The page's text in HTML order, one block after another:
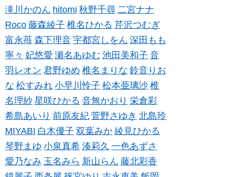
滝川かのん hitomi 秋野千尋 二宮ナナ
Roco 藤森綾子 椎名ひかる 芹沢つむぎ
富永苺 森下理音 宇都宮しをん 深田もも
寧々 妃悠愛 瀬名あゆむ 池田美和子 音
羽レオン 君野ゆめ 椎名まりな 鈴音りお
な 松すみれ 小早川怜子 松本亜璃沙 椎
名理紗 星咲ひかる 音無かおり 栄倉彩
希島あいり 前原友紀 菅野さゆき 北島玲
MIYABI 白木優子 双葉みか 綾見ひかる
琴野まゆ 小泉真希 湊莉久 一色あずさ
愛乃なみ 玉名みら 新山らん 藤北彩香